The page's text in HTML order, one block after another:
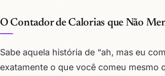
O Contador de Calorias que Não
Sabe aquela história de “ah, mas eu
exatamente o que você comeu mesmo